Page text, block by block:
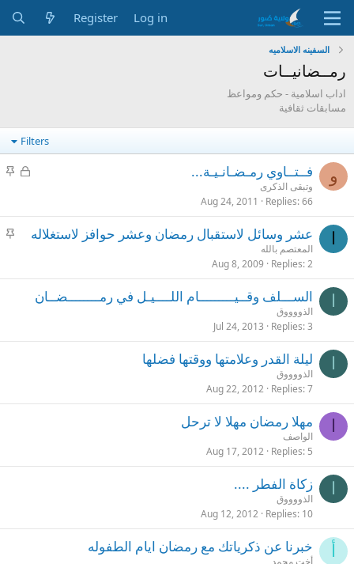
Log in
Register
السفينه الاسلاميه
رمــضانيــات
اداب اسلامية - حكم ومواعظ
مسابقات ثقافية
Filters
و
L
k
S
c
k
فــتــاوي رمـضـانـيـة...
وتبقى الذكرى
Replies 66
Aug 24, 2011
ا
S
c
عشر وسائل لاستقبال رمضان وعشر حوافز لاستغلاله‏
المعتصم بالله
Replies 2
Aug 8, 2009
ا الســـلف وقــيـــــــــام اللــــيـل في رمــــــــضــان
الذووووق
Replies 3
Jul 24, 2013
ا ليلة القدر وعلامتها ووقتها فضلها
الذووووق
Replies 7
Aug 22, 2012
ا مهلا رمضان مهلا لا ترحل
الواصف
Replies 5
Aug 17, 2012
ا زكاة الفطر ....
الذووووق
Replies 10
Aug 12, 2012
أ خبرنا عن ذكرياتك مع رمضان ايام الطفوله
أخت محمد